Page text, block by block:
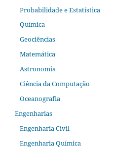
Probabilidade e Estatística
Química
Geociências
Matemática
Astronomia
Ciência da Computação
Oceanografia
Engenharias
Engenharia Civil
Engenharia Química